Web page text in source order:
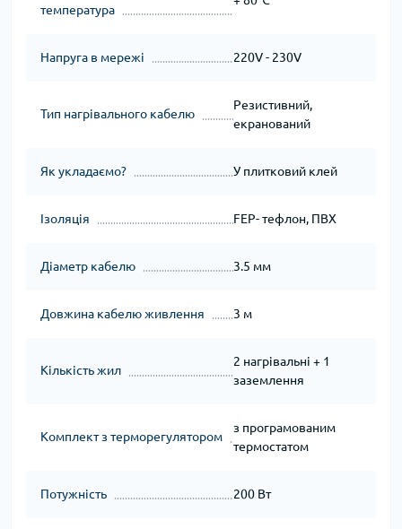
температура
Напруга в мережі 220V - 230V
Тип нагрівального кабелю
Резистивний,
екранований
Як укладаємо? У плитковий клей
Ізоляція FEP- тефлон, ПВХ
Діаметр кабелю 3.5 мм
Довжина кабелю живлення 3 м
Кількість жил
2 нагрівальні + 1
заземлення
Комплект з терморегулятором
з програмованим
термостатом
Потужність 200 Вт